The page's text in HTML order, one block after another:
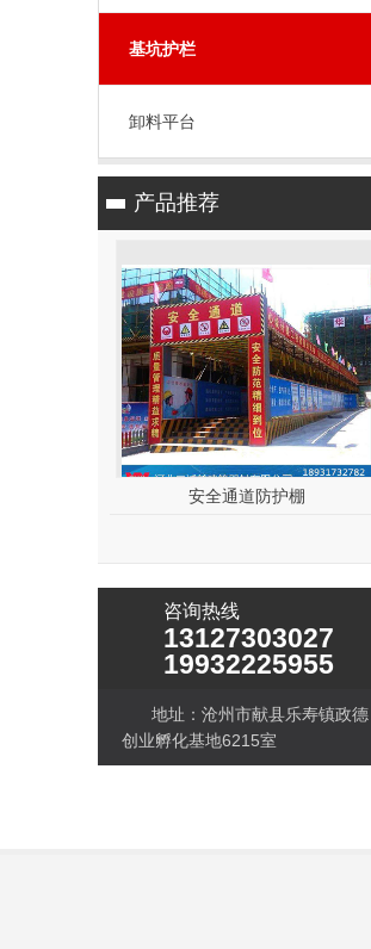
基坑护栏
卸料平台
产品推荐
安全通道防护棚
咨询热线
13127303027
19932225955
地址：沧州市献县乐寿镇政德
创业孵化基地6215室